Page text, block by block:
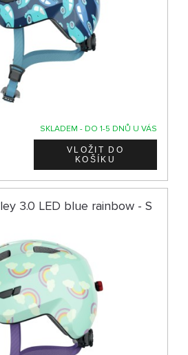
SKLADEM - DO 1-5 DNŮ U VÁS
3.0 LED blue rainbow - S